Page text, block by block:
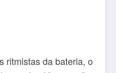
ritmistas da bateria, o